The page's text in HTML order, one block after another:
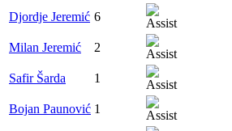
Djordje Jeremić 6
Milan Jeremić 2
Safir Šarda 1
Bojan Paunović 1